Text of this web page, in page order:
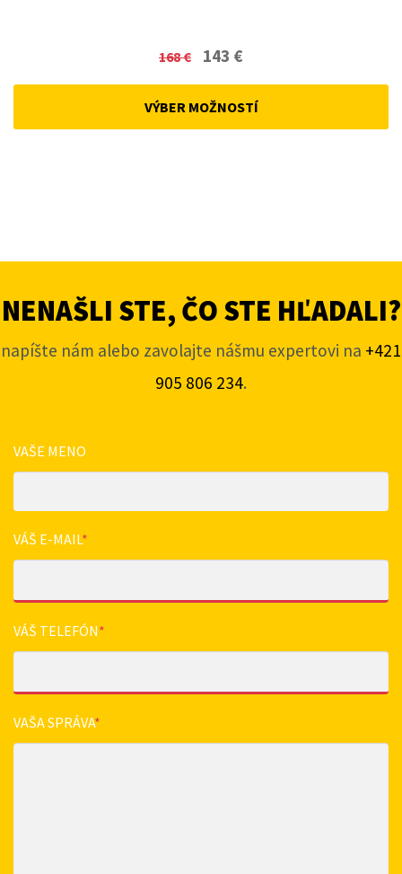
168€
Original
was:
143 €Current
VÝBER MOŽNOSTÍ
NENAŠLI STE, ČO STE HĽADALI?
napíšte nám alebo zavolajte nášmu expertovi na +421
905 806 234.
VAŠE MENO
VÁŠ E-MAIL*
VÁŠ TELEFÓN*
VAŠA SPRÁVA*